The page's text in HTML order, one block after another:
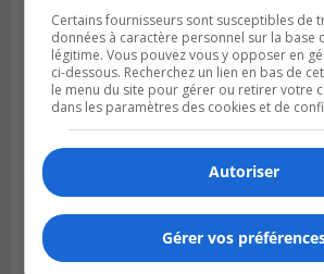
Publié le 6 août 2026 à 05h39
La grenade du camping du
inoffensive
Certains fournisseurs sont susceptibles de
données à caractère personnel sur la base
légitime. Vous pouvez vous y opposer en
ci-dessous. Recherchez un lien en bas de
le menu du site pour gérer ou retirer votre
dans les paramètres des cookies et de
Autoriser
Gérer vos